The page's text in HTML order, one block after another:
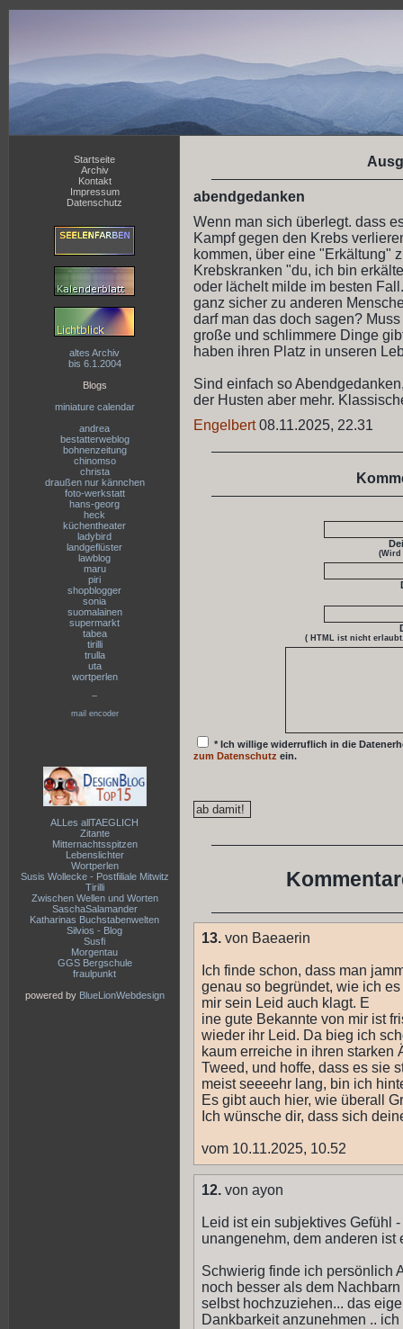
Startseite
Archiv
Kontakt
Impressum
Datenschutz
altes Archiv
bis 6.1.2004
Blogs
miniature calendar
andrea
bestatterweblog
bohnenzeitung
chinomso
christa
draußen nur kännchen
foto-werkstatt
hans-georg
heck
küchentheater
ladybird
landgeflüster
lawblog
maru
piri
shopblogger
sonia
suomalainen
supermarkt
tabea
tirilli
trulla
uta
wortperlen
--
mail encoder
ALLes allTAEGLICH
Zitante
Mitternachtsspitzen
Lebenslichter
Wortperlen
Susis Wollecke - Postfiliale Mitwitz
Tirilli
Zwischen Wellen und Worten
SaschaSalamander
Katharinas Buchstabenwelten
Silvios - Blog
Susfi
Morgentau
GGS Bergschule
fraulpunkt
powered by BlueLionWebdesign
abendgedanken
Wenn man sich überlegt. dass
Kampf gegen den Krebs
kommen, über eine "Erkältung"
Krebskranken "du, ich bin
oder lächelt milde im besten
ganz sicher zu anderen
darf man das doch sagen?
große und schlimmere Dinge
haben ihren Platz in unseren
Sind einfach so
der Husten aber mehr.
Engelbert08.11.2025, 22.31
(Wird
( HTML ist nicht
* Ich willige widerruflich in die
zum Datenschutz ein.
13. von Baeaerin
Ich finde schon, dass man
genau so begründet, wie ich
mir sein Leid auch klagt. E
ine gute Bekannte von mir ist
wieder ihr Leid. Da bieg ich
kaum erreiche in ihren starken
Tweed, und hoffe, dass es sie
meist seeeehr lang, bin ich
Es gibt auch hier, wie überall
Ich wünsche dir, dass sich
vom 10.11.2025, 10.52
12. von ayon
Leid ist ein subjektives Gefühl
unangenehm, dem anderen ist
Schwierig finde ich persönlich
noch besser als dem
selbst hochzuziehen... das
Dankbarkeit anzunehmen ..